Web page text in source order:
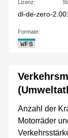
Lizenz:
dl-de-zero-2.0
Formate:
WFS
Anzahl der
Motorräder